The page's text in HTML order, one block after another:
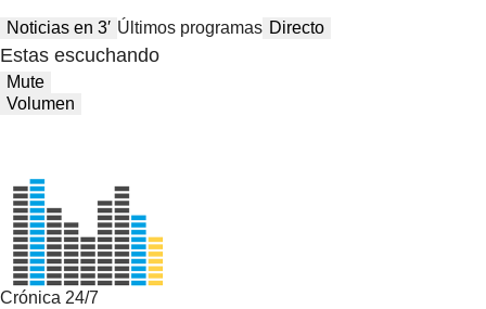
Noticias en 3′ Últimos programas Directo
Estas escuchando
Mute
Volumen
Crónica 24/7